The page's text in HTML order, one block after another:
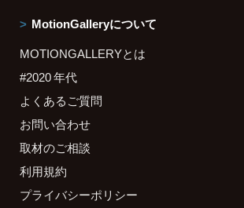
MotionGalleryについて
MOTIONGALLERYとは
#2020 年代
よくあるご質問
お問い合わせ
取材のご相談
利用規約
プライバシーポリシー